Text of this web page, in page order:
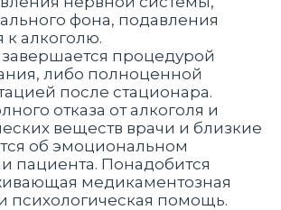
фона, подавления
к алкоголю.
процедурой
либо полноценной
после стационара.
отказа от алкоголя и
веществ врачи и близкие
об эмоциональном
пациента. Понадобится
медикаментозная
психологическая помощь.